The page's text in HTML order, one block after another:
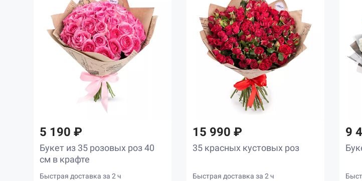
5 190 ₽
Букет из 35 розовых роз 40
см в крафте
Быстрая доставка за 2 ч
15 990 ₽
35 красных кустовых роз
Быстрая доставка за 2 ч
9